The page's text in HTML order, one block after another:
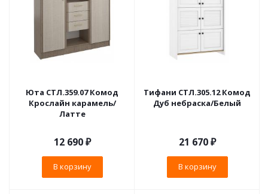
Юта СТЛ.359.07 Комод
Крослайн карамель/
Латте
12 690₽
В корзину
Тифани СТЛ.305.12 Комод
Дуб небраска/Белый
21 670₽
В корзину